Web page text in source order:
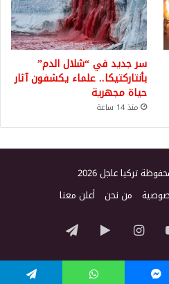
سر جديد في “شلال الدم”
بأنتاركتيكا.. علماء يكشفون آثار
حياة مجهرية
منذ 14 ساعة
تركيا عاجل 2026
من نحن أعلن معنا
‫YouTubeانستقرام‏Google
Play
تيلقرام